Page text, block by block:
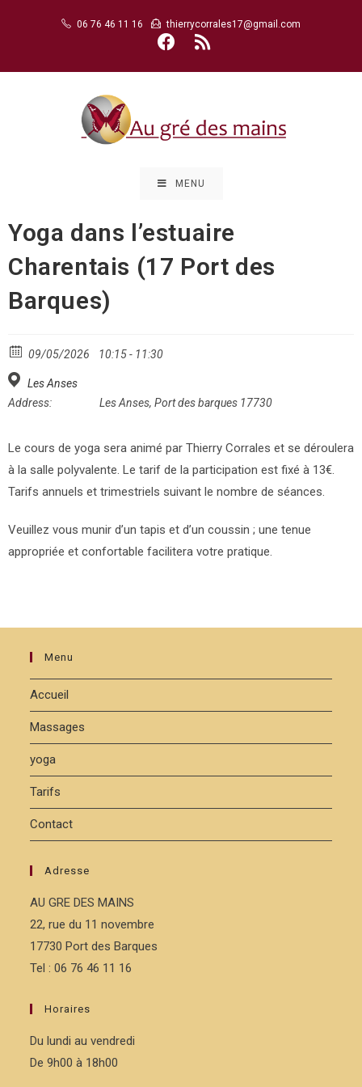
06 76 46 11 16 thierrycorrales17@gmail.com
MENU
Yoga dans l’estuaire
Charentais (17 Port des
Barques)
09/05/2026 10:15 - 11:30
Les Anses
Address:
Les Anses, Port des barques 17730
Le cours de yoga sera animé par Thierry Corrales et se déroulera
à la salle polyvalente. Le tarif de la participation est fixé à 13€.
Tarifs annuels et trimestriels suivant le nombre de séances.
Veuillez vous munir d’un tapis et d’un coussin ; une tenue
appropriée et confortable facilitera votre pratique.
Menu
Accueil
Massages
yoga
Tarifs
Contact
Adresse
AU GRE DES MAINS
22, rue du 11 novembre
17730 Port des Barques
Tel : 06 76 46 11 16
Horaires
Du lundi au vendredi
De 9h00 à 18h00